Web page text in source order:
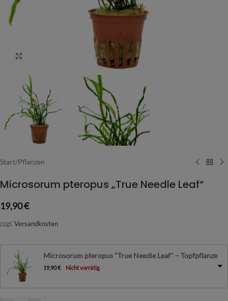
Start/Pflanzen
Microsorum pteropus „True Needle Leaf“
19,90€
zzgl. Versandkosten
Microsorum pteropus "True Needle Leaf" – Topfpflanze
19,90€ Nicht vorrätig